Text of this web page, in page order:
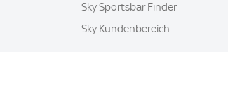
Sky Sportsbar Finder
Sky Kundenbereich